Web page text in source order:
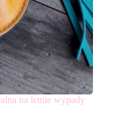
na letnie wypady